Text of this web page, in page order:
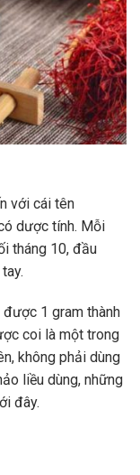
với cái tên
dược tính. Mỗi
tháng 10, đầu
1 gram thành
coi là một trong
không phải dùng
liều dùng, những
đây.